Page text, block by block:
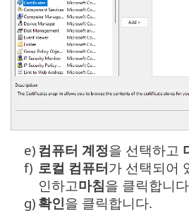
e) 컴퓨터 계정을 선택하고
f) 로컬 컴퓨터가 선택되어
인하고마침을 클릭합니
g) 확인을 클릭합니다.